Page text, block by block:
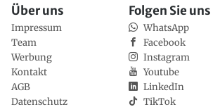
Über uns
Impressum
Team
Werbung
Kontakt
AGB
Datenschutz
Folgen Sie uns
WhatsApp
Facebook
Instagram
Youtube
LinkedIn
TikTok